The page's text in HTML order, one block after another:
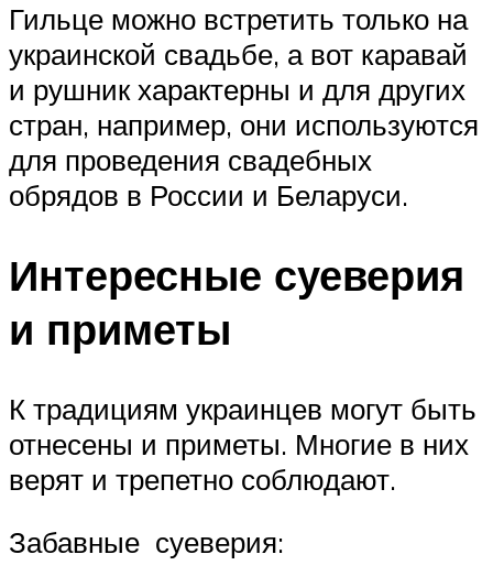
Гильце можно встретить только на
украинской свадьбе, а вот каравай
и рушник характерны и для других
стран, например, они используются
для проведения свадебных
обрядов в России и Беларуси.
Интересные суеверия
и приметы
К традициям украинцев могут быть
отнесены и приметы. Многие в них
верят и трепетно соблюдают.
Забавные суеверия: